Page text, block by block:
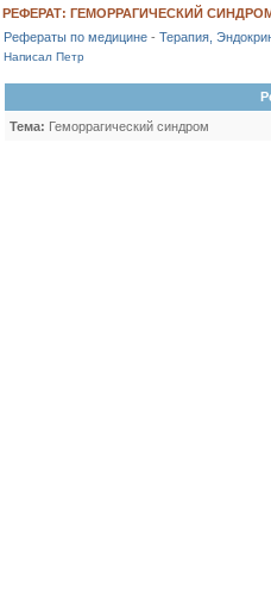
РЕФЕРАТ: ГЕМОРРАГИЧЕСКИЙ
Рефераты по медицине - Терапия,
Написал Петр
Тема: Геморрагический синдром